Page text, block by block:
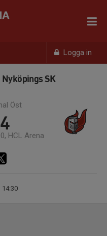
Logga in
SK
Öst
HCL Arena
14:30